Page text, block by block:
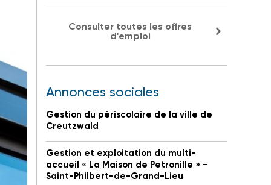
Consulter toutes les offres
d'emploi
Annonces sociales
Gestion du périscolaire de la ville de
Creutzwald
Gestion et exploitation du multi-
accueil « La Maison de Petronille » -
Saint-Philbert-de-Grand-Lieu